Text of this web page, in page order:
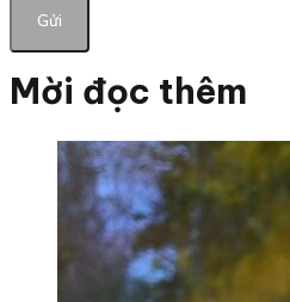
Mời đọc thêm